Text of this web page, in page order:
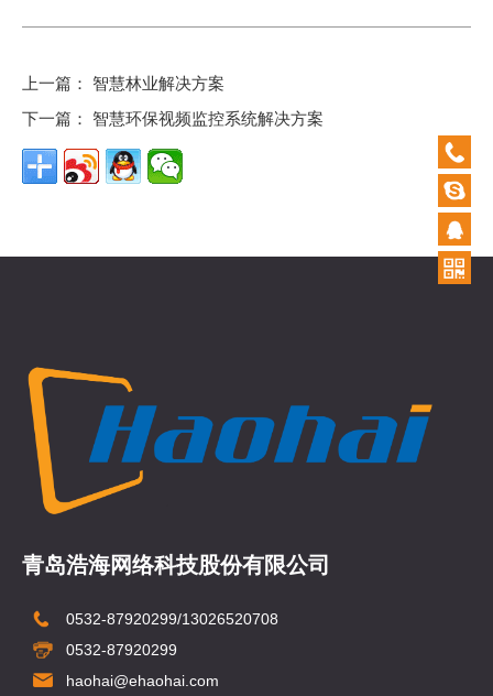
上一篇： 智慧林业解决方案
下一篇： 智慧环保视频监控系统解决方案
青岛浩海网络科技股份有限公司
0532-87920299/13026520708
0532-87920299
haohai@ehaohai.com
0532-